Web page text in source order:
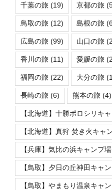
千葉の旅 (19) 京都の旅
鳥取の旅 (12) 島根の旅
広島の旅 (99) 山口の旅
香川の旅 (11) 愛媛の旅
福岡の旅 (22) 大分の旅
長崎の旅 (6) 熊本の旅 (4)
【北海道】十勝ポロシリキ
【北海道】真狩 焚き火キャ
【兵庫】気比の浜キャンプ場
【鳥取】夕日の丘神田キャ
【鳥取】やまもり温泉キャ